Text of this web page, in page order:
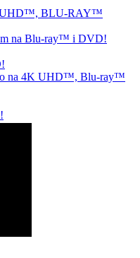
UHD™, BLU-RAY™
na Blu-ray™ i DVD!
na 4K UHD™, Blu-ray™